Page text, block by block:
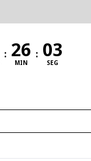
:
MIN
:
SEG